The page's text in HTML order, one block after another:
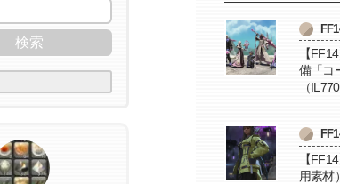
【
備「コ
（
【
用素材